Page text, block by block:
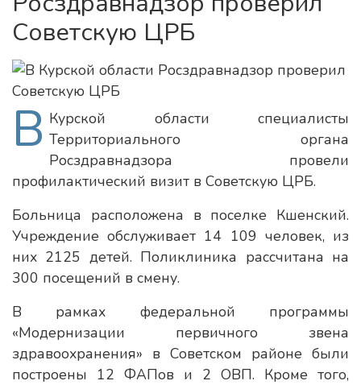
Советскую ЦРБ
В Курской области специалисты
Территориального органа
Росздравнадзора провели
профилактический визит в Советскую ЦРБ.
Больница расположена в поселке Кшенский.
Учреждение обслуживает 14 109 человек, из
них 2125 детей. Поликлиника рассчитана на
300 посещений в смену.
В рамках федеральной программы
«Модернизации первичного звена
здравоохранения» в Советском районе были
построены 12 ФАПов и 2 ОВП. Кроме того,